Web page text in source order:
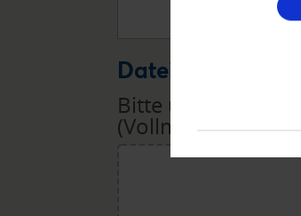
Datei Upload
Bitte übermitteln
(Vollmacht,